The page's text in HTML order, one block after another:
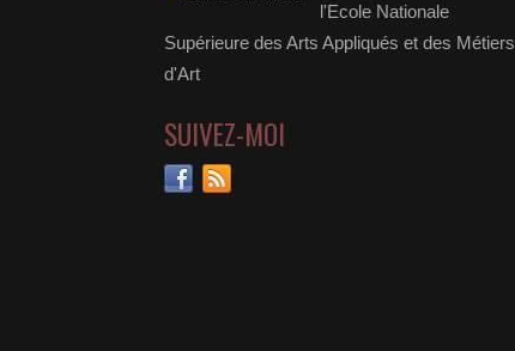
l'Ecole Nationale
Supérieure des Arts Appliqués et des Métiers
d'Art
SUIVEZ-MOI